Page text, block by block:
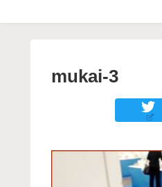
mukai-3